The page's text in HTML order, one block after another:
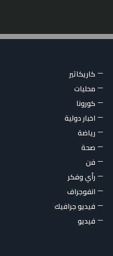
كاريكاتير
محليات
كورونا
اخبار دولية
رياضة
صحة
فن
رأي وفكر
انفوجراف
فيديو جرافيك
فيديو